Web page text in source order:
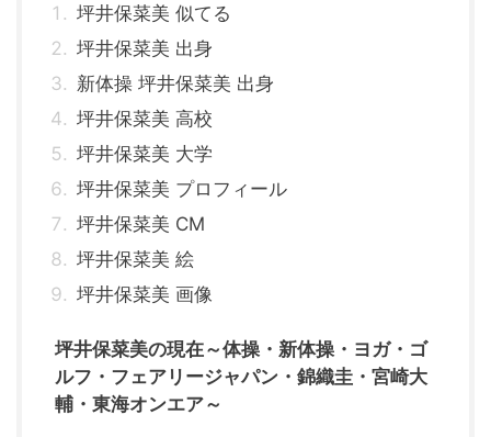
坪井保菜美 似てる
坪井保菜美 出身
新体操 坪井保菜美 出身
坪井保菜美 高校
坪井保菜美 大学
坪井保菜美 プロフィール
坪井保菜美 CM
坪井保菜美 絵
坪井保菜美 画像
坪井保菜美の現在～体操・新体操・ヨガ・ゴ
ルフ・フェアリージャパン・錦織圭・宮崎大
輔・東海オンエア～